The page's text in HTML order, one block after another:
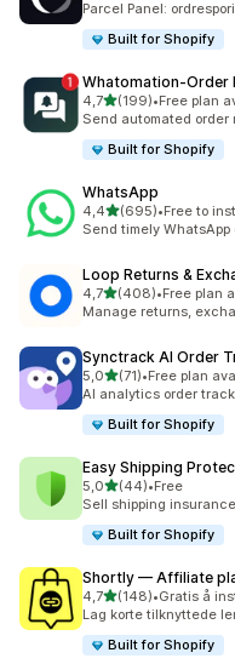
Parcel Panel:
Built for Shopify
Whatomation‑Order
4,7av 5 stjerner
(199)
Totalt 199 omtaler
•Free plan
Send automated order
Built for Shopify
WhatsApp
4,4av 5 stjerner
(695)
Totalt 695 omtaler
•Free to
Send timely WhatsApp
Loop Returns &
4,7av 5 stjerner
(408)
Totalt 408 omtaler
•Free plan
Manage returns,
Synctrack AI Order
5,0av 5 stjerner
(71)
Totalt 71 omtaler
•Free plan
AI analytics order
Built for Shopify
Easy Shipping
5,0av 5 stjerner
(44)
Totalt 44 omtaler
•Free
Sell shipping
Built for Shopify
Shortly — Affiliate
4,7av 5 stjerner
(148)
Totalt 148 omtaler
•Gratis å
Lag korte tilknyttede
Built for Shopify